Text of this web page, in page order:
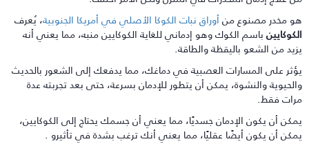
مخدر مصنوع منأوراق نبات الكوكا الأصلي في أمريكا الجنوبية، يُعرف
باسم الكوك وهو إدماني للغاية الكوكايين منبه، مما يعني أنه
من الشعو باليقظة والطاقة.
على المسارات العصبية في دماغك، مما يدفعك إلى الشعور بالحديث
والنشوة، يمكن أن يتطور للإدمان بسرعة، حتى بعد تجربته عدة
فقط.
أن يكون الإدمان جسديًا، مما يعني أن جسمك يحتاج إلى الكوكايين،
أن يكون أيضًا عقليًا، مما يعني أنك ترغب بشدة في تأثيرو .